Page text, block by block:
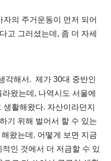
의 주거운동이 먼저 되어
고 그러셨는데, 좀 더 자세
각해서. 제가 30대 중반인
왔는데, 나역시도 서울에
활해왔다. 자산이라던지
기 위해 벌어서 할 수 있는
왔는데. 어떻게 보면 지금
인 것에서 더 저금할 수 있